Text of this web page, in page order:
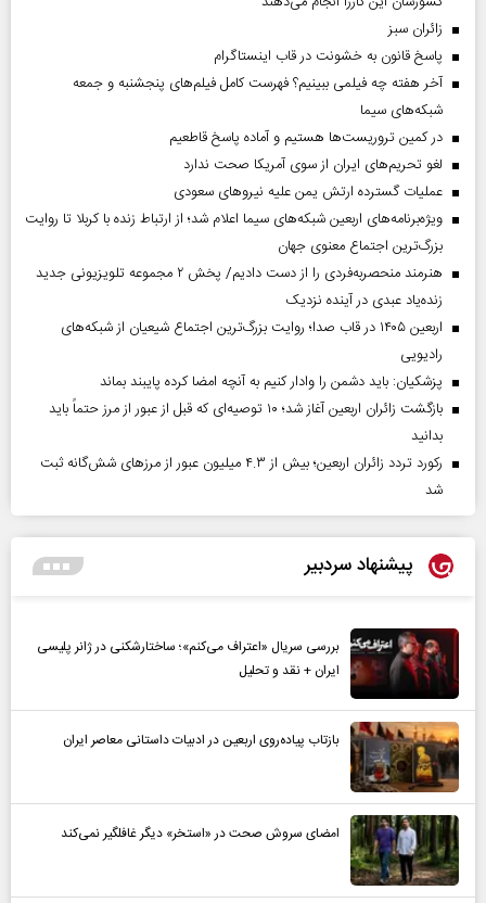
‌زائران سبز
پاسخ قانون به خشونت در قاب اینستاگرام
آخر هفته چه فیلمی ببینیم؟ فهرست کامل فیلم‌های پنجشنبه و جمعه
شبکه‌های سیما
در کمین تروریست‌ها هستیم و آماده پاسخ قاطعیم
لغو تحریم‌های ایران از سوی آمریکا صحت ندارد
عملیات گسترده ارتش یمن علیه نیروهای سعودی
ویژه‌برنامه‌های اربعین شبکه‌های سیما اعلام شد؛ از ارتباط زنده با کربلا تا روایت
بزرگ‌ترین اجتماع معنوی جهان
هنرمند منحصر‌به‌فردی را از دست دادیم/ پخش ۲ مجموعه تلویزیونی جدید
زنده‌یاد عبدی در آینده نزدیک
اربعین ۱۴۰۵ در قاب صدا؛ روایت بزرگ‌ترین اجتماع شیعیان از شبکه‌های
رادیویی
پزشکیان: باید دشمن را وادار کنیم به آنچه امضا کرده پایبند بماند
بازگشت زائران اربعین آغاز شد؛ ۱۰ توصیه‌ای که قبل از عبور از مرز حتماً باید
بدانید
رکورد تردد زائران اربعین؛ بیش از ۴.۳ میلیون عبور از مرزهای شش‌گانه ثبت
شد
پیشنهاد سردبیر
بررسی سریال «اعتراف می‌کنم»؛ ساختارشکنی در ژانر پلیسی
ایران + نقد و تحلیل
بازتاب پیاده‌روی اربعین در ادبیات داستانی معاصر ایران
امضای سروش صحت در «استخر» دیگر غافلگیر نمی‌کند